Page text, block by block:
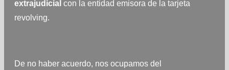
extrajudicial con la entidad emisora de la tarjeta
revolving.
De no haber acuerdo, nos ocupamos del